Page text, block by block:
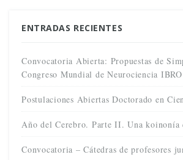
ENTRADAS RECIENTES
Convocatoria Abierta: Propuestas de
Congreso Mundial de Neurociencia
Postulaciones Abiertas Doctorado en
Año del Cerebro. Parte II. Una koinonía
Convocatoria – Cátedras de profesores